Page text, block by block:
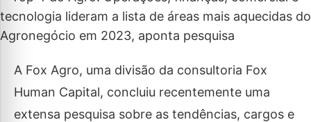
A Fox Agro, uma divisão da consultoria Fox
Human Capital, concluiu recentemente uma
extensa pesquisa sobre as tendências, cargos e